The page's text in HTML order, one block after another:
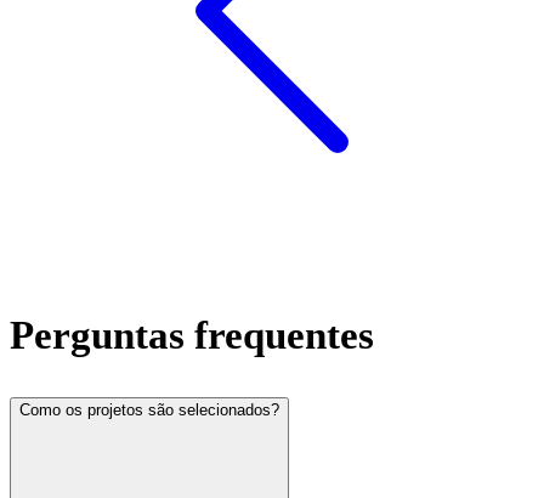
Perguntas frequentes
Como os projetos são selecionados?